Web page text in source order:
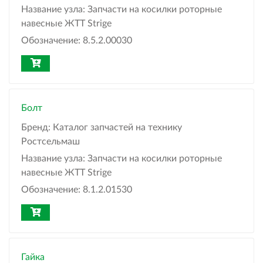
Название узла: Запчасти на косилки роторные
навесные ЖТТ Strige
Обозначение: 8.5.2.00030
Болт
Бренд: Каталог запчастей на технику
Ростсельмаш
Название узла: Запчасти на косилки роторные
навесные ЖТТ Strige
Обозначение: 8.1.2.01530
Гайка